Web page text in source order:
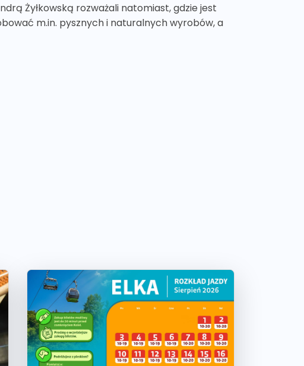
Żyłkowską rozważali natomiast, gdzie jest
m.in. pysznych i naturalnych wyrobów, a